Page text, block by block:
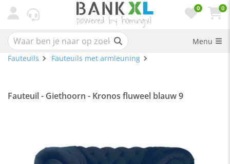
0 0
Menu
Fauteuils
Fauteuils met armleuning
Fauteuil - Giethoorn - Kronos fluweel blauw 9